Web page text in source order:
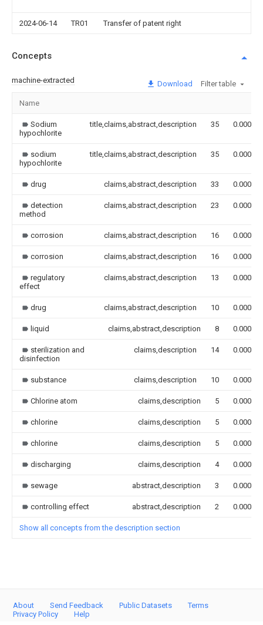
2024-06-14 TR01 Transfer of patent right
Concepts
machine-extracted Download Filter table
Name
Sodium
hypochlorite
title,claims,abstract,description 35 0.000
sodium
hypochlorite
title,claims,abstract,description 35 0.000
drug claims,abstract,description 33 0.000
detection
method
claims,abstract,description 23 0.000
corrosion claims,abstract,description 16 0.000
corrosion claims,abstract,description 16 0.000
regulatory
effect
claims,abstract,description 13 0.000
drug claims,abstract,description 10 0.000
liquid claims,abstract,description 8 0.000
sterilization and
disinfection
claims,description 14 0.000
substance claims,description 10 0.000
Chlorine atom claims,description 5 0.000
chlorine claims,description 5 0.000
chlorine claims,description 5 0.000
discharging claims,description 4 0.000
sewage abstract,description 3 0.000
controlling effect abstract,description 2 0.000
Show all concepts from the description section
About Send Feedback Public Datasets
Terms
Privacy Policy
Help